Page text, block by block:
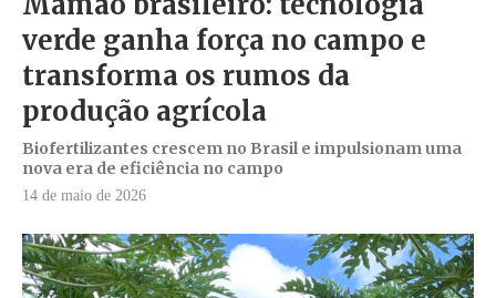
verde ganha força no campo e
transforma os rumos da
produção agrícola
Biofertilizantes crescem no Brasil e impulsionam uma
nova era de eficiência no campo
14 de maio de 2026